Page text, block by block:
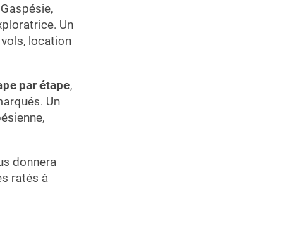
Un
vols, location
par étape,
Un
donnera
ratés à